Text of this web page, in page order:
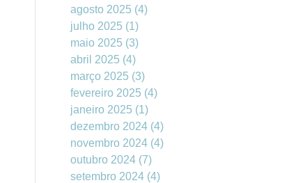
agosto 2025 (4)
julho 2025 (1)
maio 2025 (3)
abril 2025 (4)
março 2025 (3)
fevereiro 2025 (4)
janeiro 2025 (1)
dezembro 2024 (4)
novembro 2024 (4)
outubro 2024 (7)
setembro 2024 (4)